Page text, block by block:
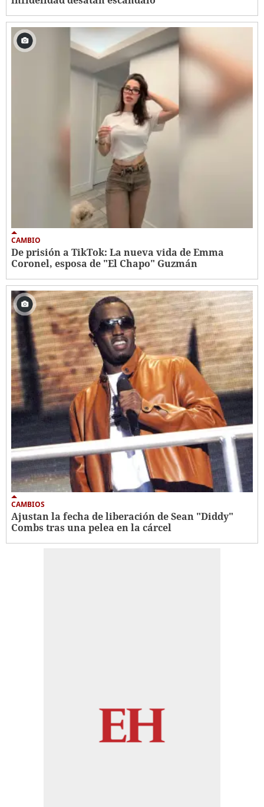
CAMBIO
De prisión a TikTok: La nueva vida de Emma
Coronel, esposa de "El Chapo" Guzmán
CAMBIOS
Ajustan la fecha de liberación de Sean "Diddy"
Combs tras una pelea en la cárcel